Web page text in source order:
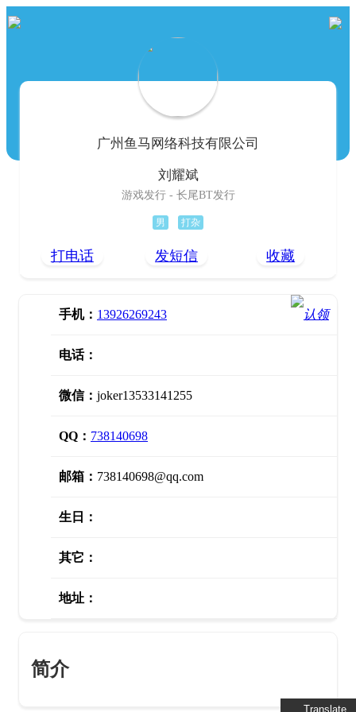
广州鱼马网络科技有限公司
刘耀斌
游戏发行 - 长尾BT发行
男 打杂
打电话 发短信 收藏
手机： 13926269243
电话：
微信： joker13533141255
QQ： 738140698
邮箱： 738140698@qq.com
生日：
其它：
地址：
简介
Translate